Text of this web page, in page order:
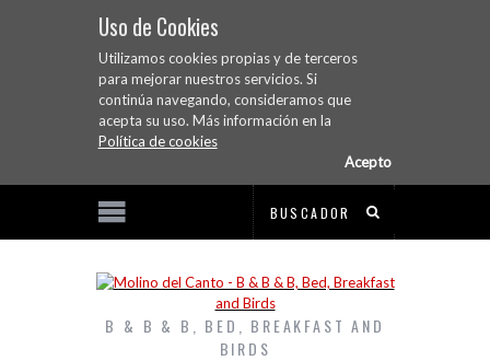
Uso de Cookies
Utilizamos cookies propias y de terceros
para mejorar nuestros servicios. Si
continúa navegando, consideramos que
acepta su uso. Más información en la
Política de cookies
Acepto
B & B & B, BED, BREAKFAST AND
BIRDS